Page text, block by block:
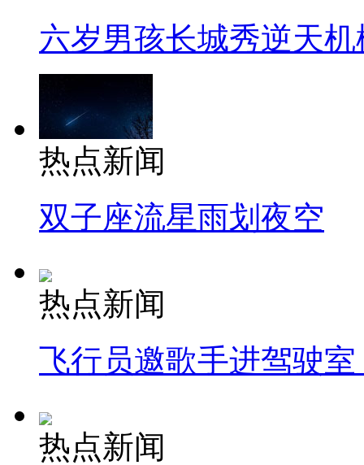
六岁男孩长城秀逆天机
热点新闻
双子座流星雨划夜空
热点新闻
飞行员邀歌手进驾驶
热点新闻